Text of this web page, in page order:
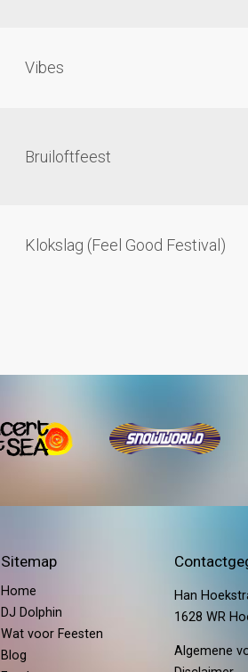
Vibes
Bruiloftfeest
Klokslag (Feel Good Festival)
Sitemap
Home
DJ Dolphin
Wat voor Feesten
Blog
Han
1628 WR
Algemene